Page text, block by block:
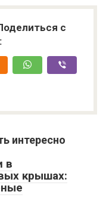
с
интересно
в
крышах: